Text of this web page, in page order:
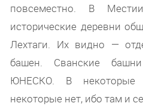
повсеместно. В
исторические деревни
Лехтаги. Их видно —
башен. Сванские
ЮНЕСКО. В некоторые
некоторые нет, ибо там и